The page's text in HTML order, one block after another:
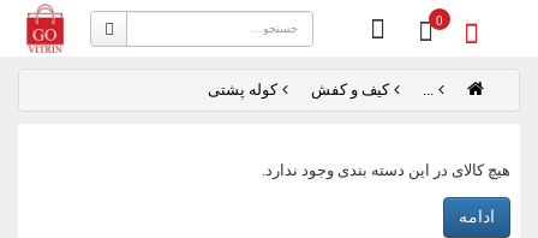
0
... کیف و کفش کوله پشتی
هیچ کالای در این دسته بندی وجود ندارد.
ادامه